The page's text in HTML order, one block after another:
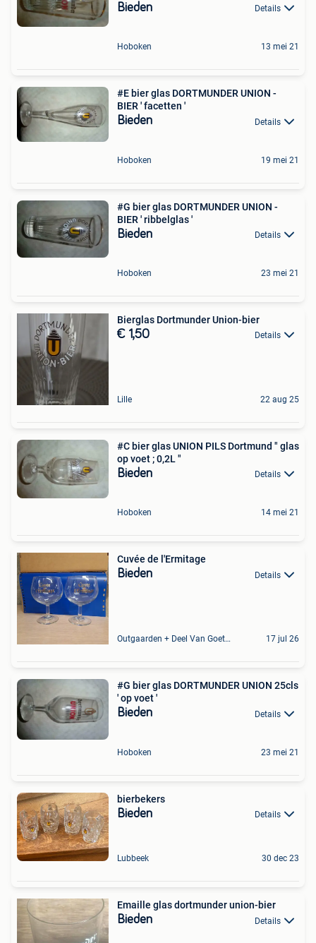
Bieden Details
Hoboken 13 mei 21
#E bier glas DORTMUNDER UNION -
BIER ' facetten '
Bieden Details
Hoboken 19 mei 21
#G bier glas DORTMUNDER UNION -
BIER ' ribbelglas '
Bieden Details
Hoboken 23 mei 21
Bierglas Dortmunder Union-bier
€ 1,50 Details
Lille 22 aug 25
#C bier glas UNION PILS Dortmund " glas
op voet ; 0,2L "
Bieden Details
Hoboken 14 mei 21
Cuvée de l'Ermitage
Bieden Details
Outgaarden + Deel Van Goetsenhoven 17 jul 26
#G bier glas DORTMUNDER UNION 25cls
' op voet '
Bieden Details
Hoboken 23 mei 21
bierbekers
Bieden Details
Lubbeek 30 dec 23
Emaille glas dortmunder union-bier
Bieden Details